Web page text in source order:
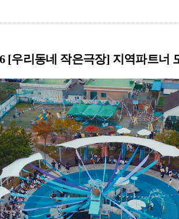
[우리동네 작은극장] 지역파트너